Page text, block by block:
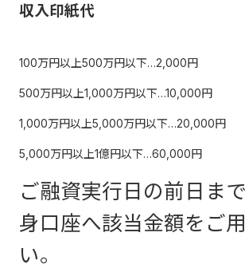
収入印紙代
100万円以上500万円以下…2,000円
500万円以上1,000万円以下…10,000円
1,000万円以上5,000万円以下…20,000円
5,000万円以上1億円以下…60,000円
ご融資実行日の前日ま
身口座へ該当金額をご
い。